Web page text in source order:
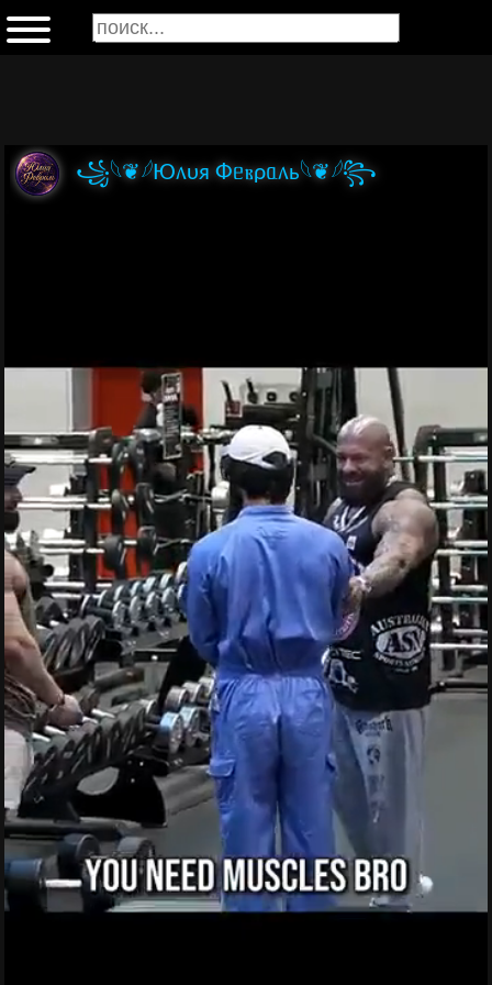
꧁𓆩❦𓆪Ю᥈υя Фᥱⲃρᥲ᥈ь𓆩❦𓆪꧂